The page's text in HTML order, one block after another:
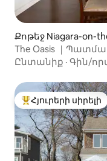
Քոթեջ Niagara-on-
The Oasis ｜
Քուին Սթրիթ։
Ընտանիք · Գին/
Հյուրերի սիրելի
Հյուրերի սիրելի